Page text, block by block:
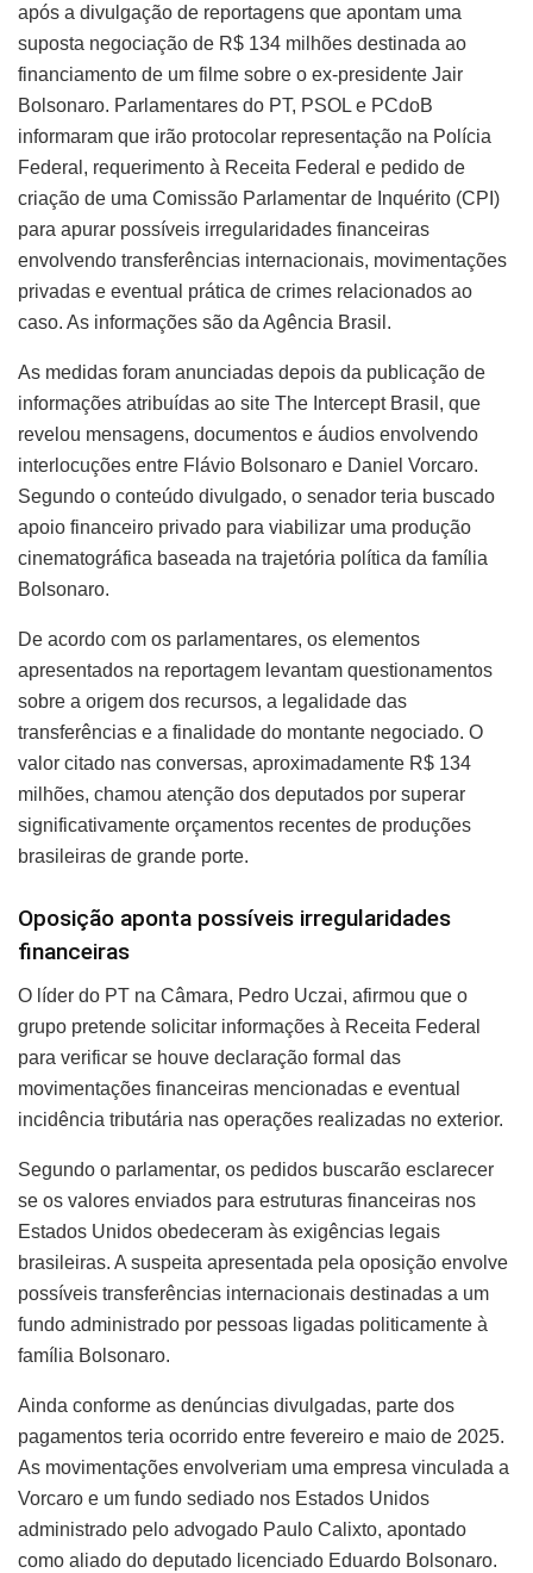
após a divulgação de reportagens que apontam uma
suposta negociação de R$ 134 milhões destinada ao
financiamento de um filme sobre o ex-presidente Jair
Bolsonaro. Parlamentares do PT, PSOL e PCdoB
informaram que irão protocolar representação na Polícia
Federal, requerimento à Receita Federal e pedido de
criação de uma Comissão Parlamentar de Inquérito (CPI)
para apurar possíveis irregularidades financeiras
envolvendo transferências internacionais, movimentações
privadas e eventual prática de crimes relacionados ao
caso. As informações são da Agência Brasil.
As medidas foram anunciadas depois da publicação de
informações atribuídas ao site The Intercept Brasil, que
revelou mensagens, documentos e áudios envolvendo
interlocuções entre Flávio Bolsonaro e Daniel Vorcaro.
Segundo o conteúdo divulgado, o senador teria buscado
apoio financeiro privado para viabilizar uma produção
cinematográfica baseada na trajetória política da família
Bolsonaro.
De acordo com os parlamentares, os elementos
apresentados na reportagem levantam questionamentos
sobre a origem dos recursos, a legalidade das
transferências e a finalidade do montante negociado. O
valor citado nas conversas, aproximadamente R$ 134
milhões, chamou atenção dos deputados por superar
significativamente orçamentos recentes de produções
brasileiras de grande porte.
Oposição aponta possíveis irregularidades
financeiras
O líder do PT na Câmara, Pedro Uczai, afirmou que o
grupo pretende solicitar informações à Receita Federal
para verificar se houve declaração formal das
movimentações financeiras mencionadas e eventual
incidência tributária nas operações realizadas no exterior.
Segundo o parlamentar, os pedidos buscarão esclarecer
se os valores enviados para estruturas financeiras nos
Estados Unidos obedeceram às exigências legais
brasileiras. A suspeita apresentada pela oposição envolve
possíveis transferências internacionais destinadas a um
fundo administrado por pessoas ligadas politicamente à
família Bolsonaro.
Ainda conforme as denúncias divulgadas, parte dos
pagamentos teria ocorrido entre fevereiro e maio de 2025.
As movimentações envolveriam uma empresa vinculada a
Vorcaro e um fundo sediado nos Estados Unidos
administrado pelo advogado Paulo Calixto, apontado
como aliado do deputado licenciado Eduardo Bolsonaro.